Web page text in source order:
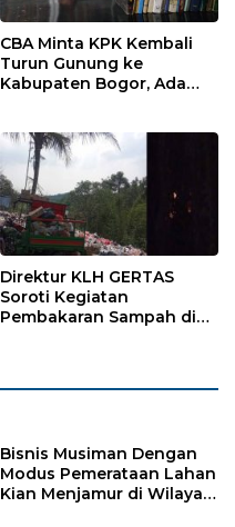
CBA Minta KPK Kembali
Turun Gunung ke
Kabupaten Bogor, Ada
Direktur KLH GERTAS
Soroti Kegiatan
Pembakaran Sampah di
Bisnis Musiman Dengan
Modus Pemerataan Lahan
Kian Menjamur di Wilayah